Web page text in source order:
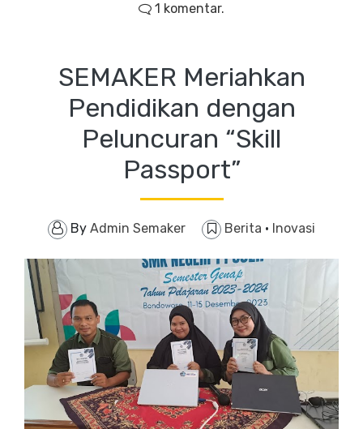
1 komentar.
SEMAKER Meriahkan
Pendidikan dengan
Peluncuran “Skill
Passport”
By Admin Semaker Berita · Inovasi